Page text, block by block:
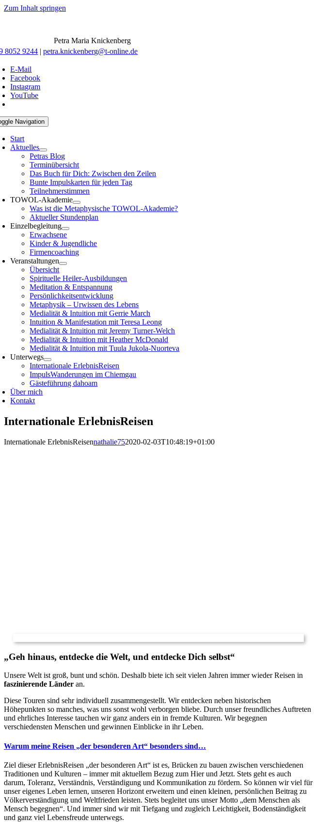
Zum Inhalt springen
Petra Maria Knickenberg
8052 9244 |petra.knickenberg@t-online.de
E-Mail
Facebook
Instagram
YouTube
Navigation
Start
Aktuelles
Petras Blog
Terminübersicht
Das Buch für Dich: Zwischen den Zeilen
Bunte Impulskarten für jeden Tag
Teilnehmerstimmen
TOWOL-Akademie
Was ist die Metaphysische TOWOL-Akademie?
Aktueller Stundenplan
Einzelbegleitung
Erwachsene
Kinder & Jugendliche
Firmencoaching
Veranstaltungen
Übersicht
Spirituelle Heiler-Ausbildungen
Meditation & Entspannung
Persönlichkeitsentwicklung
Metaphysik – Urwissen des Lebens
Medialität & Intuition mit Gerrie March
Intuition & Manifestation mit Teresa Leong
Medialität & Intuition mit Jeremy Turner-Welch
Medialität & Intuition mit Heather McDonald
Medialität & Intuition mit Tuula Jukola-Nuorteva
Unterwegs
Internationale ErlebnisReisen
ImpulsWanderungen im Chiemgau
Gästeführung dahoam
Über mich
Kontakt
Internationale ErlebnisReisen
Internationale ErlebnisReisennathalie752020-02-03T10:48:19+01:00
„Geh hinaus, entdecke die Welt, und entdecke Dich selbst“
Unsere Welt ist groß, bunt und schön. Deshalb biete ich seit vielen Jahren immer wieder Reisen in
faszinierende Länder an.
Diese Touren sind sehr individuell zusammengestellt. Wir entdecken neben historischen
Höhepunkten so manches, was uns sonst wohl verborgen bliebe. Durch unser freundliches Auftreten
und ehrliches Interesse tauchen wir ganz anders ein in fremde Kulturen. Wir begegnen
verschiedensten Menschen und gewinnen Einblicke in ihr Leben.
Warum meine Reisen „der besonderen Art“ besonders sind…
Ziel dieser ErlebnisReisen „der besonderen Art“ ist es, Brücken zu bauen zwischen verschiedenen
Traditionen und Kulturen – immer mit aktuellem Bezug zum Hier und Jetzt. Stets geht es auch
darum, Toleranz, Verständnis, Verständigung und Kommunikation zu fördern. So können wir viel für
unser eigenes Leben lernen, unseren Horizont erweitern und einen kleinen, persönlichen Beitrag zu
Völkerverständigung und Weltfrieden leisten. Stets begleitet uns unser Motto „dem Menschen als
Mensch begegnen“. Und immer sind wir mit Tiefgang und zugleich Leichtigkeit, Bodenständigkeit
und ganz viel Lebensfreude unterwegs.